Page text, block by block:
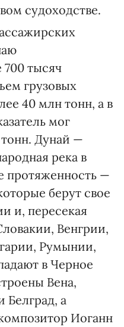
судоходстве.
700 тысяч
грузовых
40 млн тонн, а в
мог
Дунай —
река в
протяженность —
берут свое
и, пересекая
Венгрии,
Румынии,
в Черное
Вена,
Белград, а
Иоганн